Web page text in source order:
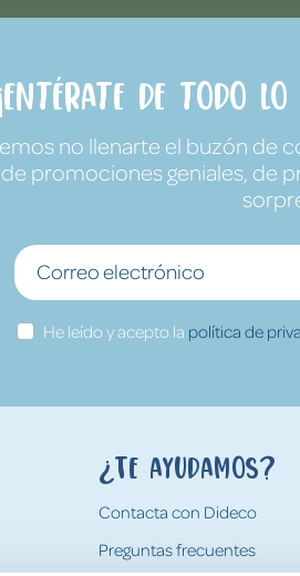
de todo lo
no llenarte el buzón de
promociones geniales, de
He leído y acepto la política de
¿Te ayudamos?
Contacta con Dideco
Preguntas frecuentes